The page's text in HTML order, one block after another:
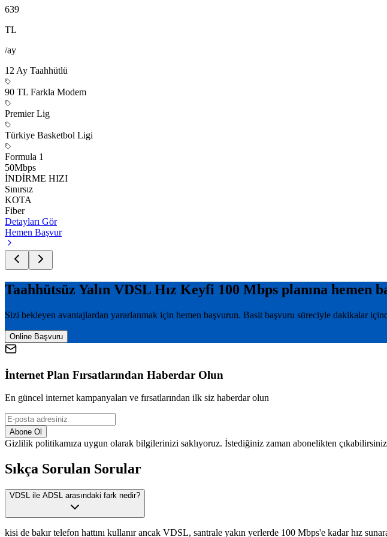
639
TL
/ay
12 Ay Taahhütlü
90 TL Farkla Modem
Premier Lig
Türkiye Basketbol Ligi
Formula 1
50Mbps
İNDİRME HIZI
Sınırsız
KOTA
Fiber
Detayları Gör
Hemen Başvur
Taahhütsüz Yalın VDSL Hız Keyfi 100 Mbps planına hemen
Sizi bekleyen avantajlardan yararlanmak için hemen başvurun. Basit başvuru süreciyle dakikalar
Online Başvuru
İnternet Plan Fırsatlarından Haberdar Olun
En güncel internet kampanyaları ve fırsatlarından ilk siz haberdar olun
Abone Ol
Gizlilik politikamıza uygun olarak bilgilerinizi saklıyoruz. İstediğiniz zaman abonelikten
Sıkça Sorulan Sorular
VDSL ile ADSL arasındaki fark nedir?
kisi de bakır telefon hattını kullanır ancak VDSL, santrale yakın yerlerde 100 Mbps'e kadar hız